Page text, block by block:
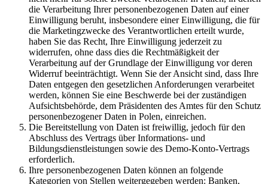
die Verarbeitung Ihrer personenbezogenen Daten auf einer
Einwilligung beruht, insbesondere einer Einwilligung, die für
die Marketingzwecke des Verantwortlichen erteilt wurde,
haben Sie das Recht, Ihre Einwilligung jederzeit zu
widerrufen, ohne dass dies die Rechtmäßigkeit der
Verarbeitung auf der Grundlage der Einwilligung vor deren
Widerruf beeinträchtigt. Wenn Sie der Ansicht sind, dass Ihre
Daten entgegen den gesetzlichen Anforderungen verarbeitet
werden, können Sie eine Beschwerde bei der zuständigen
Aufsichtsbehörde, dem Präsidenten des Amtes für den Schutz
personenbezogener Daten in Polen, einreichen.
Die Bereitstellung von Daten ist freiwillig, jedoch für den
Abschluss des Vertrags über Informations- und
Bildungsdienstleistungen sowie des Demo-Konto-Vertrags
erforderlich.
Ihre personenbezogenen Daten können an folgende
Kategorien von Stellen weitergegeben werden: Banken,